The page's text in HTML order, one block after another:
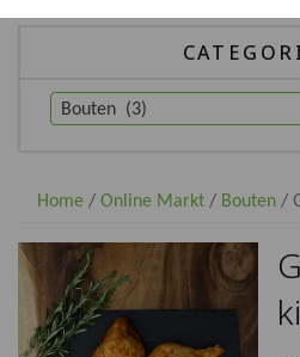
Bouten (3)
Home / Online Markt / Bouten /